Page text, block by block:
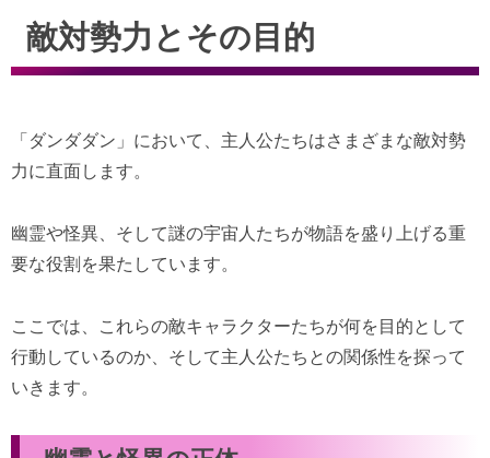
敵対勢力とその目的
「ダンダダン」において、主人公たちはさまざまな敵対勢
力に直面します。
幽霊や怪異、そして謎の宇宙人たちが物語を盛り上げる重
要な役割を果たしています。
ここでは、これらの敵キャラクターたちが何を目的として
行動しているのか、そして主人公たちとの関係性を探って
いきます。